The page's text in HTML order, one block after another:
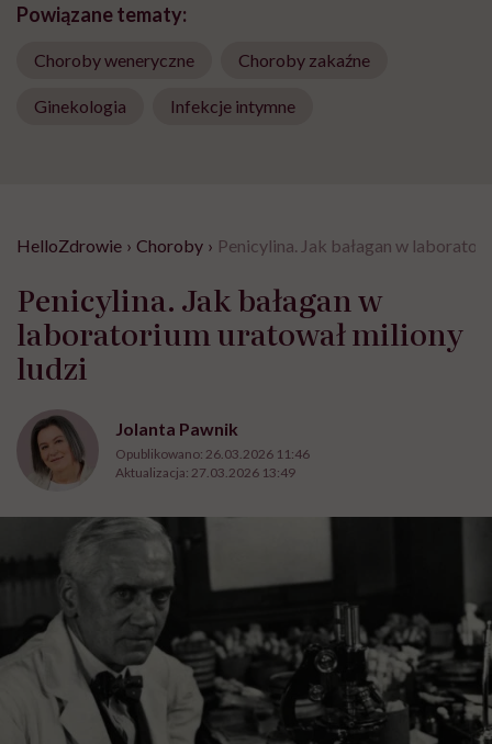
Powiązane tematy:
Choroby weneryczne Choroby zakaźne
Ginekologia Infekcje intymne
HelloZdrowie › Choroby › Penicylina. Jak bałagan w
Penicylina. Jak bałagan w
laboratorium uratował miliony
ludzi
Jolanta Pawnik
Opublikowano: 26.03.2026 11:46
Aktualizacja: 27.03.2026 13:49